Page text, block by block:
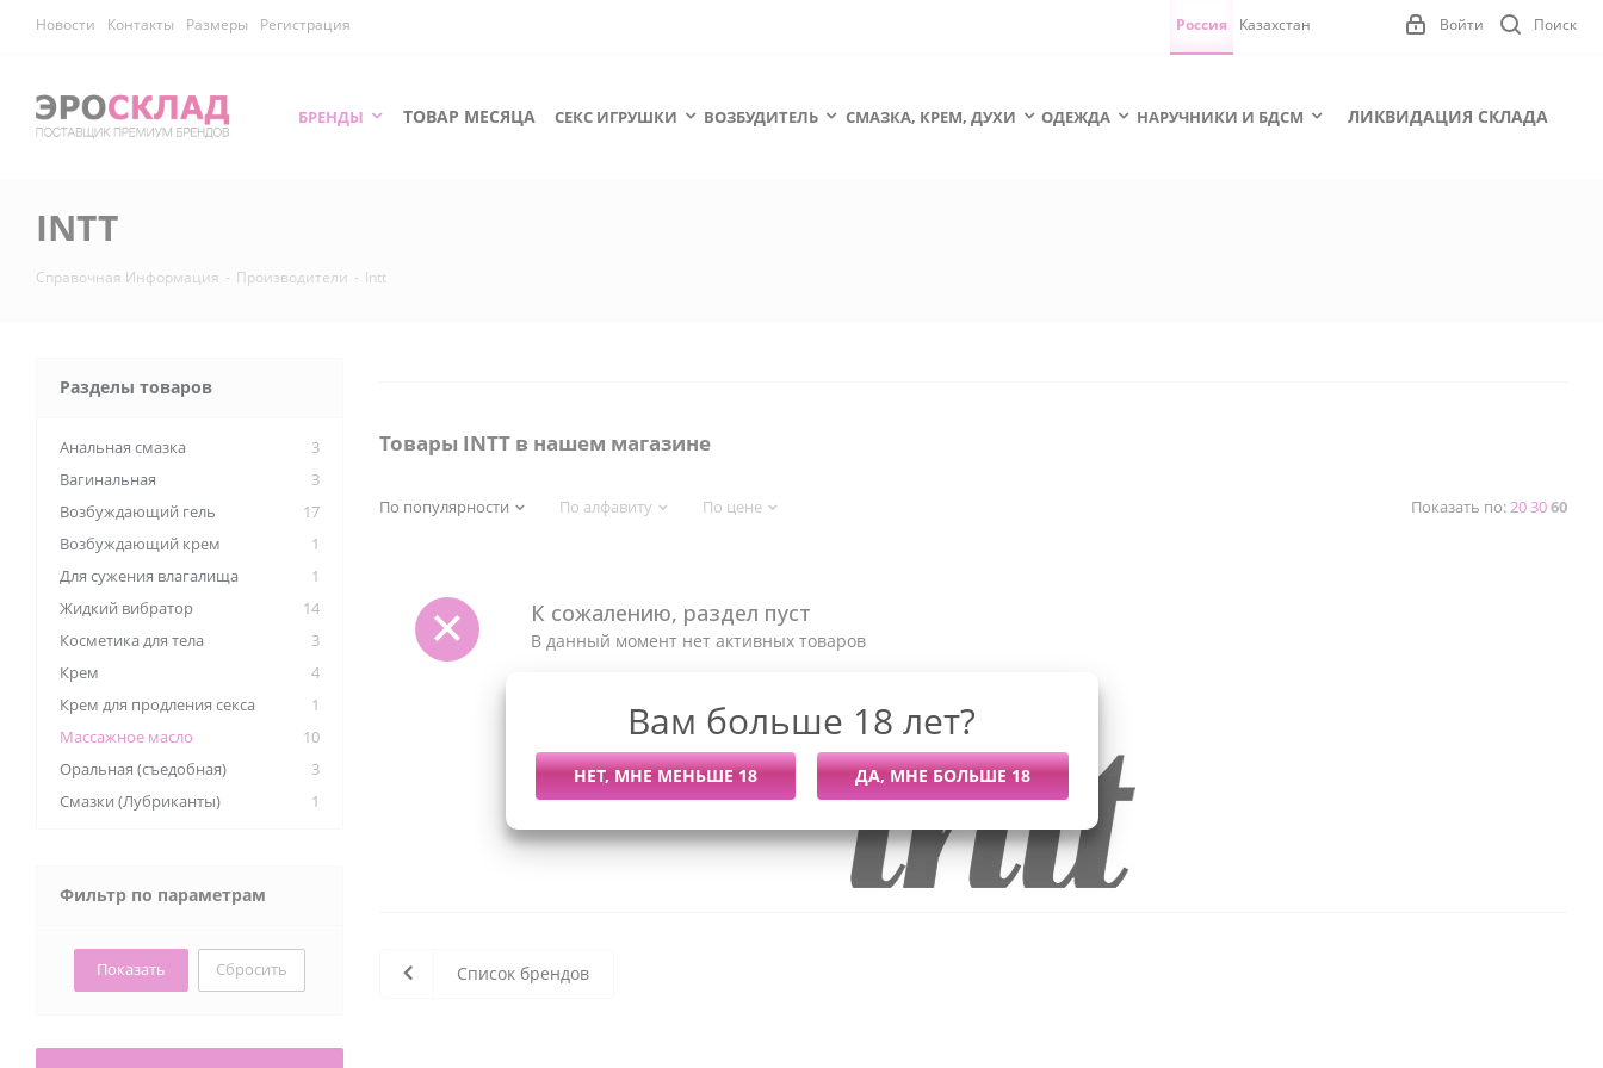
Новости Контакты Размеры Регистрация Поиск
Войти
Россия Казахстан
БРЕНДЫ ТОВАР МЕСЯЦА СЕКС ИГРУШКИ ВОЗБУДИТЕЛЬ СМАЗКА, КРЕМ, ДУХИ ОДЕЖДА НАРУЧНИКИ И БДСМ ЛИКВИДАЦИЯ СКЛАДА
INTT
Справочная Информация - Производители - Intt
Товары INTT в нашем магазине
По популярности По алфавиту По цене Показать по:203060
К сожалению, раздел пуст
В данный момент нет активных товаров
Список брендов
Разделы товаров
Анальная смазка
3
Вагинальная
3
Возбуждающий гель
17
Возбуждающий крем
1
Для сужения влагалища
1
Жидкий вибратор
14
Косметика для тела
3
Крем
4
Крем для продления секса
1
Массажное масло
10
Оральная (съедобная)
3
Смазки (Лубриканты)
1
Фильтр по параметрам
Сбросить
Вам больше 18 лет?